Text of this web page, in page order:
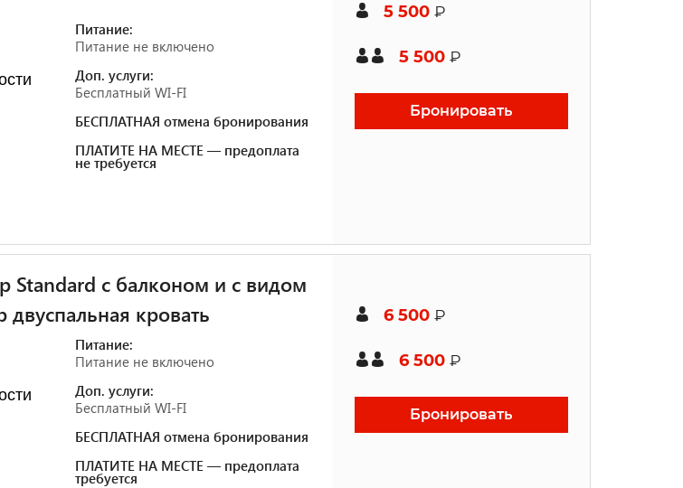
Питание:
Питание не включено
Доп. услуги:
Бесплатный WI-FI
БЕСПЛАТНАЯ отмена бронирования
ПЛАТИТЕ НА МЕСТЕ — предоплата
не требуется
5 500 ₽
5 500 ₽
Бронировать
Standard с балконом и с видом
кровать
Питание:
Питание не включено
Доп. услуги:
Бесплатный WI-FI
БЕСПЛАТНАЯ отмена бронирования
ПЛАТИТЕ НА МЕСТЕ — предоплата
требуется
6 500 ₽
6 500 ₽
Бронировать